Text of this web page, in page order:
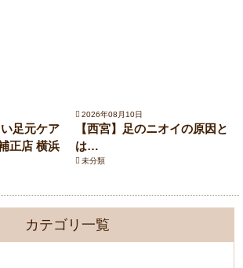
足元ケア
正店 横浜
2026年08月10日
【西宮】足のニオイの原因と
は…
未分類
カテゴリ一覧